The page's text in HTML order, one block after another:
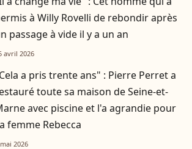
à Willy Rovelli de rebondir après
passage à vide il y a un an
avril 2026
a pris trente ans" : Pierre Perret a
toute sa maison de Seine-et-
avec piscine et l'a agrandie pour
femme Rebecca
2026